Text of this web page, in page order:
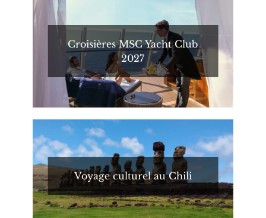
Croisières MSC Yacht Club
2027
Voyage culturel au Chili